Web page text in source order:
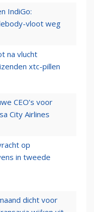
IndiGo:
vloot weg
na vlucht
xtc-pillen
CEO’s voor
City Airlines
op
in tweede
dicht voor